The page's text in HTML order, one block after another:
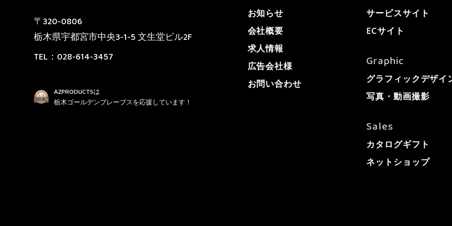
〒320-0806
栃木県宇都宮市中央3-1-5 文生堂ビル2F
TEL： 028-614-3457
AZPRODUCTSは
栃木ゴールデンブレーブスを応援しています！
お知らせ
会社概要
求人情報
広告会社様
お問い合わせ
サービスサイト
ECサイト
Graphic
グラフィックデザイ
写真・動画撮影
Sales
カタログギフト
ネットショップ